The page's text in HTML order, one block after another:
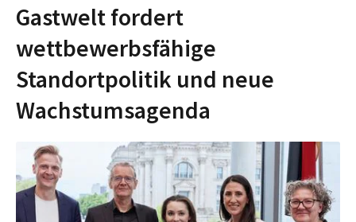
Gastwelt fordert
wettbewerbsfähige
Standortpolitik und neue
Wachstumsagenda